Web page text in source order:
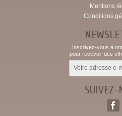
Mentions
Conditions
Inscrivez-vous à
pour recevoir des
SUIVEZ-